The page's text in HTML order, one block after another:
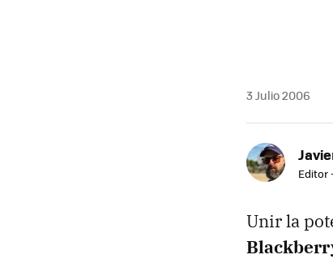
3 Julio 2006
Editor
Unir la